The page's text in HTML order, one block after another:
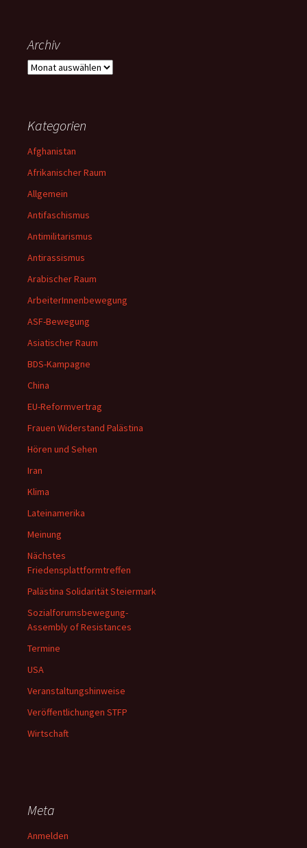
Archiv
Archiv
Kategorien
Afghanistan
Afrikanischer Raum
Allgemein
Antifaschismus
Antimilitarismus
Antirassismus
Arabischer Raum
ArbeiterInnenbewegung
ASF-Bewegung
Asiatischer Raum
BDS-Kampagne
China
EU-Reformvertrag
Frauen Widerstand Palästina
Hören und Sehen
Iran
Klima
Lateinamerika
Meinung
Nächstes
Friedensplattformtreffen
Palästina Solidarität Steiermark
Sozialforumsbewegung-
Assembly of Resistances
Termine
USA
Veranstaltungshinweise
Veröffentlichungen STFP
Wirtschaft
Meta
Anmelden